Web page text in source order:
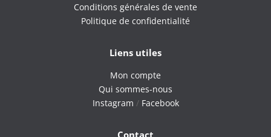
Conditions générales de vente
Politique de confidentialité
Liens utiles
Mon compte
Qui sommes-nous
Instagram / Facebook